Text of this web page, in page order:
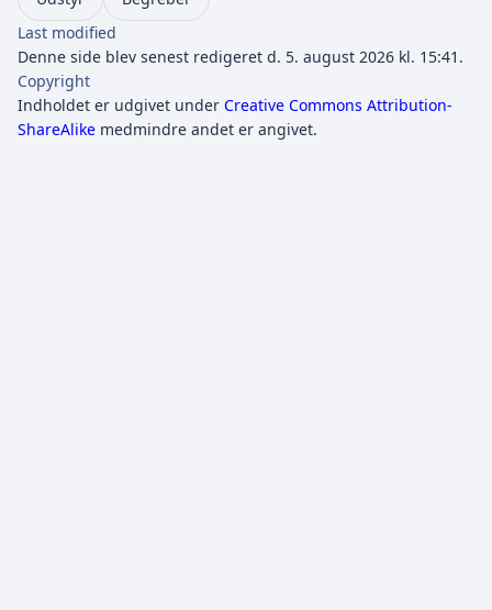
Last modified
Denne side blev senest redigeret d. 5. august 2026 kl. 15:41.
Copyright
Indholdet er udgivet under Creative Commons Attribution-
ShareAlike medmindre andet er angivet.